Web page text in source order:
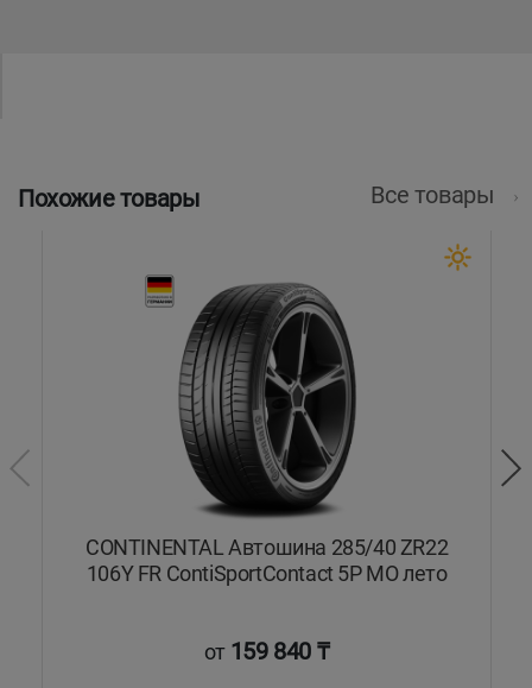
Похожие товары Все товары
CONTINENTAL Автошина 285/40 ZR22
106Y FR ContiSportContact 5P MO лето
от 159 840 ₸